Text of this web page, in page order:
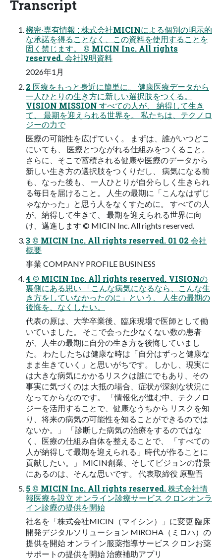
Transcript
機密‧専有情報 : 株式会社MICINによる個別の明⽰的
な承諾を得ることなく、この資料を使⽤することを
固く禁じます。 © MICIN Inc. All rights
reserved. 会社説明資料
2026年1⽉
2 医療をもっと身近に簡単に。 健康医療データから
一人ひとりの生き方に新しい選択肢をつくる。
VISION MISSION すべての人が、 納得して生き
て、 最期を迎えられる世界を。 私たちは、テクノロ
ジーの力で
医療の可能性を広げていく。 まずは、誰がいつどこ
にいても、 医療とつながれる仕組みをつくること。
さらに、そこで蓄積される健康や医療のデータから
新しい生き方の選択肢をつくりだし、 病気になる前
も、なった後も、 一人ひとりが自分らしく生きられ
る毎日を届けること。 人生の最期に「こんなはずじ
ゃなかった」と思う人をなくすために。 すべての人
が、納得して生きて、 最期を迎えられる世界に向
け、邁進します © MICIN Inc. All rights reserved.
3 © MICIN Inc. All rights reserved. 01 02 会社
概要
事業 COMPANY PROFILE BUSINESS
4 © MICIN Inc. All rights reserved. VISIONの
裏側にある思い 「こんな病気になるなら、こんな生
き方をしていなかったのに」という、 人生の最期の
後悔を、なくしたい。
代表の原は、大学卒業後、臨床現場で医師として働
いていました。 そこで会った少なくない数の患者
が、人生の最期に自分の生き方を後悔していまし
た。 わたしたちは健康な時は「自分はずっと健康な
まま生きていく」と思いがちです。 しかし、現実に
は大きな病気にかかるリスクは誰にでもあり、その
事実に気づくのは 大抵の場合、症状が深刻な状況に
なってからなのです。 「情報化が進む中、テクノロ
ジーを活用することで、健康なうちから リスクを知
り、将来の病気の可能性を知ることができるのでは
ないか。」 「診断した病気の治療をするのではな
く、医療の仕組み自体を整えることで、 「すべての
人が納得して最期を迎えられる」時代が作ることに
貢献したい。」 MICIN創業、そしてビジョンの背景
にあるのは、そんな思いです。 代表取締役 原聖吾
5 © MICIN Inc. All rights reserved. 株式会社情
報医療を設立 オンライン診療サービス クロンオンラ
イン診療の提供を開始
社名を「株式会社MICIN（マイシン）」に変更 臨床
開発デジタルソリューション MiROHA（ミロハ）の
提供を開始 オンライン服薬指導サービス クロンお薬
サポートの提供を開始 治療補助アプリ